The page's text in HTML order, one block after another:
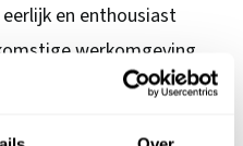
en enthousiast
werkomgeving.